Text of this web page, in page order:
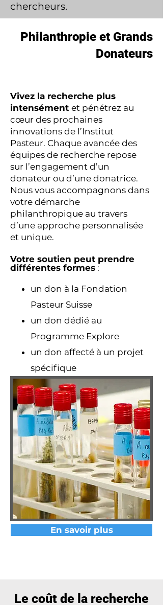
chercheurs.
Philanthropie et Grands
Donateurs
Vivez la recherche plus
intensément et pénétrez au
cœur des prochaines
innovations de l’Institut
Pasteur. Chaque avancée des
équipes de recherche repose
sur l’engagement d’un
donateur ou d’une donatrice.
Nous vous accompagnons dans
votre démarche
philanthropique au travers
d’une approche personnalisée
et unique.
Votre soutien peut prendre
différentes formes :
un don à la Fondation
Pasteur Suisse
un don dédié au
Programme Explore
un don affecté à un projet
spécifique
En savoir plus
Le coût de la recherche